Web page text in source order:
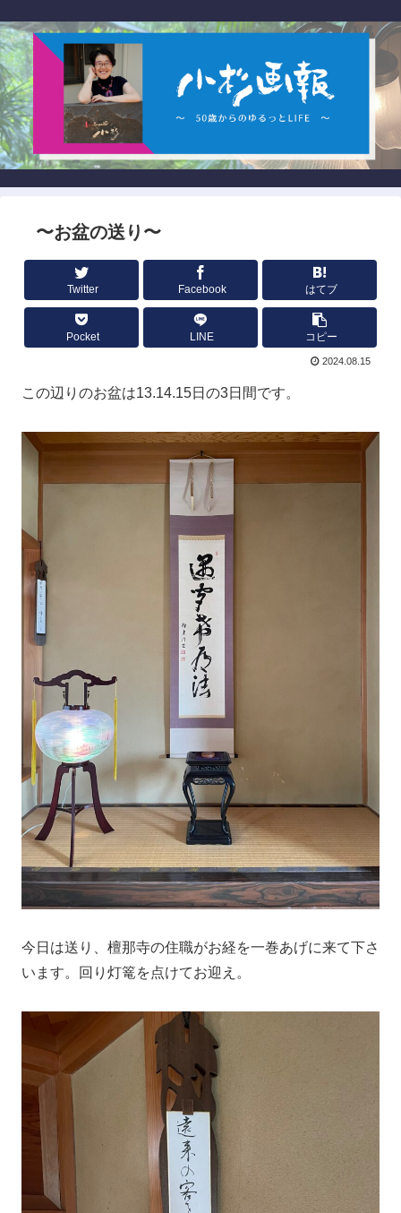
〜お盆の送り〜
Twitter Facebook はてブ
Pocket LINE コピー
2024.08.15
この辺りのお盆は13.14.15日の3日間です。
今日は送り、檀那寺の住職がお経を一巻あげに来て下さ
います。回り灯篭を点けてお迎え。